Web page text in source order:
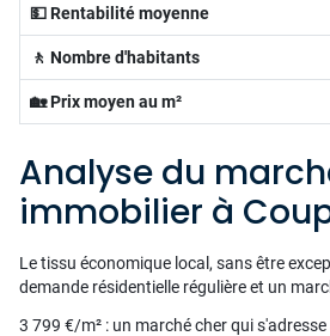
💵 Rentabilité moyenne
🚶 Nombre d'habitants
🏡 Prix moyen au m²
Analyse du
immobilier à
Le tissu économique local, sans être
demande résidentielle régulière et un
3 799 €/m² : un marché cher qui